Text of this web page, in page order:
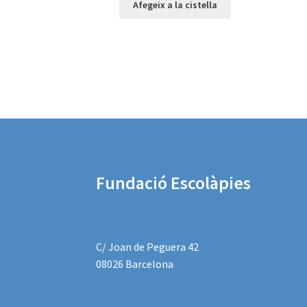
Afegeix a la cistella
Fundació Escolàpies
C/ Joan de Peguera 42
08026 Barcelona